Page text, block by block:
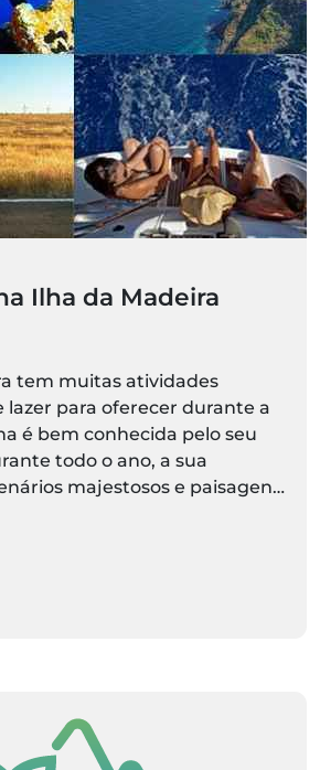
Ilha da Madeira
tem muitas atividades
lazer para oferecer durante a
é bem conhecida pelo seu
todo o ano, a sua
majestosos e paisagens